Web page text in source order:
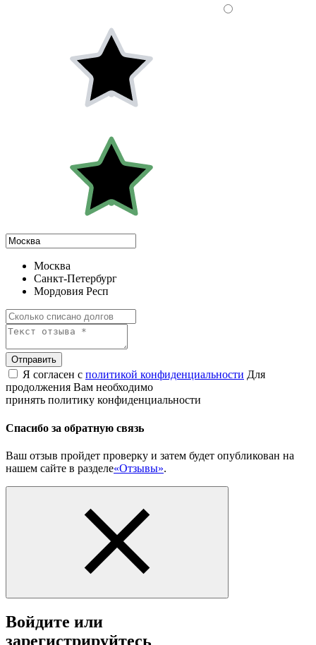
Москва
Санкт-Петербург
Мордовия Респ
Отправить
Я согласен с политикой конфиденциальности Для
продолжения Вам необходимо
принять политику конфиденциальности
Спасибо за обратную связь
Ваш отзыв пройдет проверку и затем будет опубликован на
нашем сайте в разделе«Отзывы».
Войдите или
зарегистрируйтесь